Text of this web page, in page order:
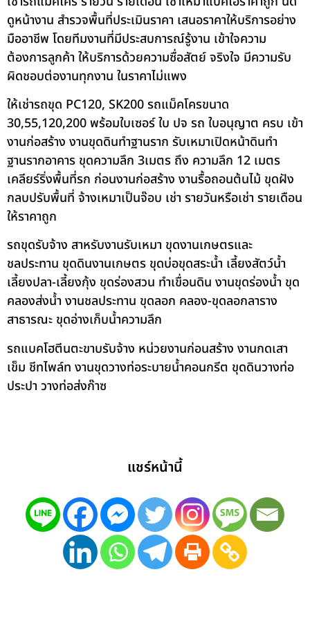
ดูหน้างาน สำรวจพื้นที่ประเมินราคา เสนอราคาให้บริการอย่าง
มืออาชีพ โดยทีมงานที่มีประสบการณ์รู้งาน เข้าใจความ
ต้องการลูกค้า ให้บริการด้วยความซื่อสัตย์ จริงใจ มีความรับ
ผิดชอบต่องานทุกงาน ในราคาไม่แพง
ให้เช่ารถขุด PC120, SK200 รถแม็คโครขนาด
30,55,120,200 พร้อมใบเซอร์ ใบ ปจ รถ ใบอนุญาต ครบ เข้า
งานก่อสร้าง งานขุดดินทำฐานราก รับเหมาเปิดหน้าดินทำ
ฐานรากอาคาร ขุดความลึก 3เมตร ถึง ความลึก 12 เมตร
เคลียร์ริ่งพื้นที่รก ก่อนงานก่อสร้าง งานรื้อถอนต้นไม้ ขุดฝัง
กลบปรับพื้นที่ จ้างเหมาเป็นจ๊อบ เช่า รายวันหรือเช่า รายเดือน
ให้ราคาถูก
รถขุดรับจ้าง สาหรับงานรับเหมา ขุดงานเกษตรและ
ชลประทาน ขุดดินงานเกษตร ขุดบ่อขุดสระน้ำ เลี้ยงสัตว์น้ำ
เลี้ยงปลา-เลี้ยงกุ้ง ขุดร่องสวน ทำเขื่อนดิน งานขุดร่องน้ำ ขุด
คลองส่งน้ำ งานชลประทาน ขุดลอก คลอง-ขุดลอกลาราง
สาธารณะ ขุดอ่างเก็บน้ำความลึก
รถแบคโฮตีนตะขาบรับจ้าง หน่วยงานก่อนสร้าง งานกดเสา
เข็ม ชีทไพล์ท งานขุดวางท่อระบายน้ำคอนกรีต ขุดดินวางท่อ
ประปา วางท่อส่งก๊าซ
แชร์หน้านี้